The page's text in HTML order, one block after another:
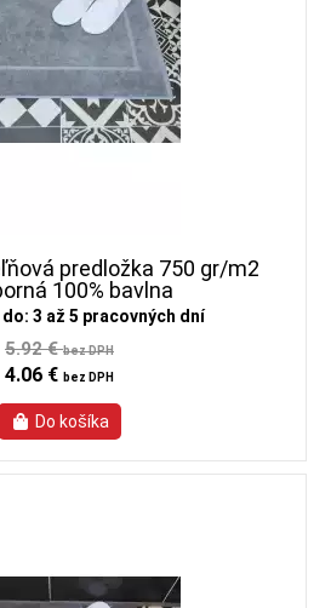
predložka 750 gr/m2
100% bavlna
3 až 5 pracovných dní
5.92 €bez DPH
4.06 € bez DPH